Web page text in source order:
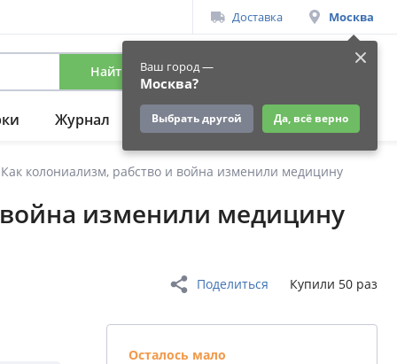
Доставка Москва
Ваш город —
Москва?
Выбрать другой Да, всё верно
Найти Вход
Журнал Подарки Ещё
колониализм, рабство и война изменили медицину
изменили медицину
Поделиться Купили 50 раз
Осталось мало